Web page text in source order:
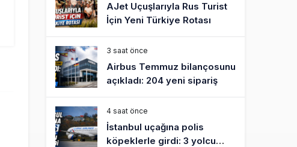
AJet Uçuşlarıyla Rus Turist
İçin Yeni Türkiye Rotası
3 saat önce
Airbus Temmuz bilançosunu
açıkladı: 204 yeni sipariş
4 saat önce
İstanbul uçağına polis
köpeklerle girdi: 3 yolcu